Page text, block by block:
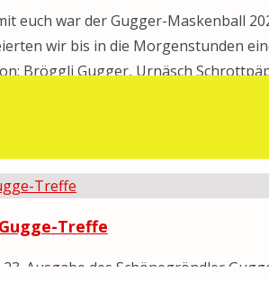
euch war der Gugger-Maskenball
wir bis in die Morgenstunden
Bröggli Gugger, Urnäsch
Treffe
Ausgabe des Schönegröndler